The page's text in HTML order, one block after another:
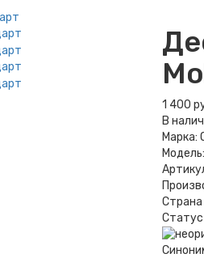
1 400
В
Марка:
Модель:
Страна
Статус